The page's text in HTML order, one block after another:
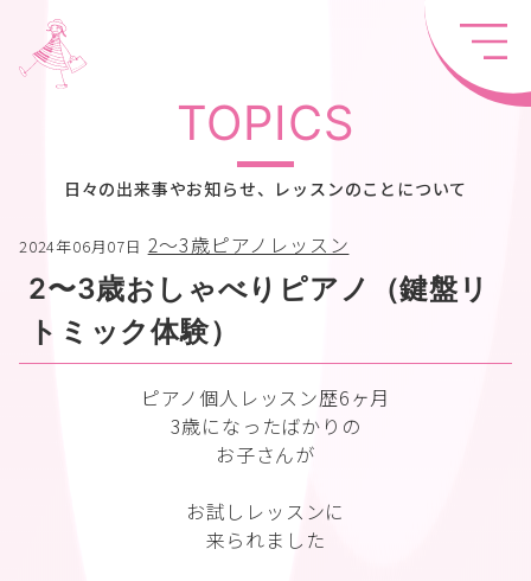
TOPICS
日々の出来事やお知らせ、レッスンのことについて
2024年06月07日 2〜3歳ピアノレッスン
2〜3歳おしゃべりピアノ（鍵盤リ
トミック体験）
ピアノ個人レッスン歴6ヶ月
3歳になったばかりの
お子さんが
お試しレッスンに
来られました